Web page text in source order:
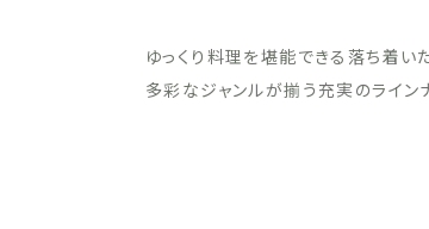
ゆっくり料理を堪能できる落ち着い
多彩なジャンルが揃う充実のライン